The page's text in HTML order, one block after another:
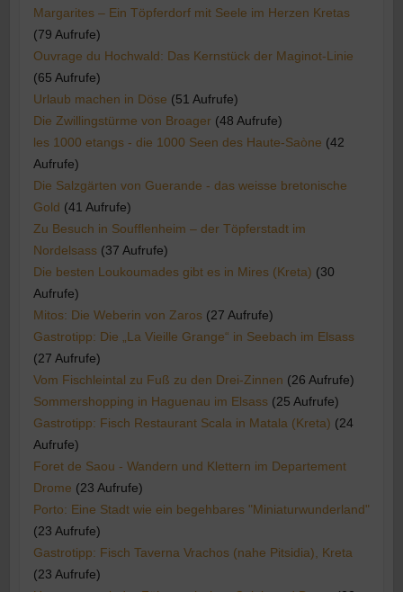
Margarites – Ein Töpferdorf mit Seele im Herzen Kretas
(79 Aufrufe)
Ouvrage du Hochwald: Das Kernstück der Maginot-Linie
(65 Aufrufe)
Urlaub machen in Döse (51 Aufrufe)
Die Zwillingstürme von Broager (48 Aufrufe)
les 1000 etangs - die 1000 Seen des Haute-Saòne (42
Aufrufe)
Die Salzgärten von Guerande - das weisse bretonische
Gold (41 Aufrufe)
Zu Besuch in Soufflenheim – der Töpferstadt im
Nordelsass (37 Aufrufe)
Die besten Loukoumades gibt es in Mires (Kreta) (30
Aufrufe)
Mitos: Die Weberin von Zaros (27 Aufrufe)
Gastrotipp: Die „La Vieille Grange“ in Seebach im Elsass
(27 Aufrufe)
Vom Fischleintal zu Fuß zu den Drei-Zinnen (26 Aufrufe)
Sommershopping in Haguenau im Elsass (25 Aufrufe)
Gastrotipp: Fisch Restaurant Scala in Matala (Kreta) (24
Aufrufe)
Foret de Saou - Wandern und Klettern im Departement
Drome (23 Aufrufe)
Porto: Eine Stadt wie ein begehbares "Miniaturwunderland"
(23 Aufrufe)
Gastrotipp: Fisch Taverna Vrachos (nahe Pitsidia), Kreta
(23 Aufrufe)